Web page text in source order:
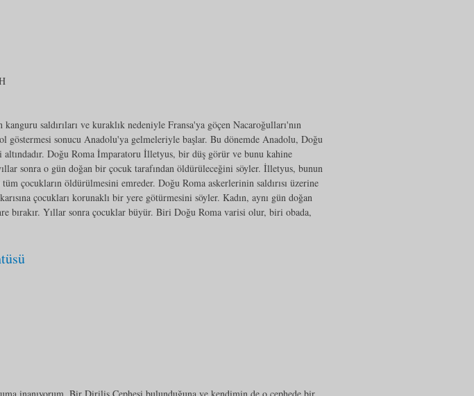
saldırıları ve kuraklık nedeniyle Fransa'ya göçen Nacaroğulları'nın
göstermesi sonucu Anadolu'ya gelmeleriyle başlar. Bu dönemde Anadolu, Doğu
Doğu Roma İmparatoru İlletyus, bir düş görür ve bunu kahine
sonra o gün doğan bir çocuk tarafından öldürüleceğini söyler. İlletyus, bunun
çocukların öldürülmesini emreder. Doğu Roma askerlerinin saldırısı üzerine
çocukları korunaklı bir yere götürmesini söyler. Kadın, aynı gün doğan
bırakır. Yıllar sonra çocuklar büyür. Biri Doğu Roma varisi olur, biri obada,